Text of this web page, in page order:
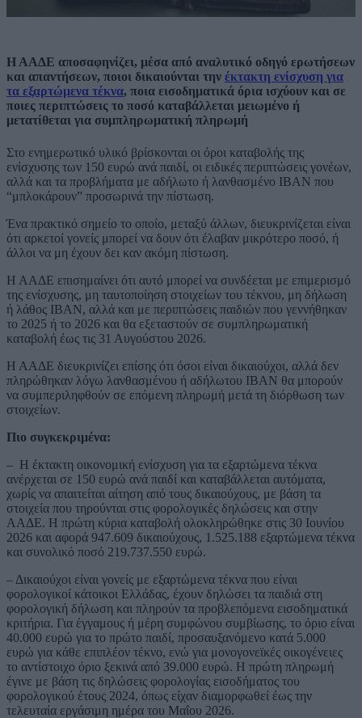
Η ΑΑΔΕ αποσαφηνίζει, μέσα από αναλυτικό οδηγό ερωτήσεων
και απαντήσεων, ποιοι δικαιούνται την έκτακτη ενίσχυση για
τα εξαρτώμενα τέκνα, ποια εισοδηματικά όρια ισχύουν και σε
ποιες περιπτώσεις το ποσό καταβάλλεται μειωμένο ή
μετατίθεται για συμπληρωματική πληρωμή
Στο ενημερωτικό υλικό βρίσκονται οι όροι καταβολής της
ενίσχυσης των 150 ευρώ ανά παιδί, οι ειδικές περιπτώσεις γονέων,
αλλά και τα προβλήματα με αδήλωτο ή λανθασμένο IBAN που
“μπλοκάρουν” προσωρινά την πίστωση.
Ένα πρακτικό σημείο το οποίο, μεταξύ άλλων, διευκρινίζεται είναι
ότι αρκετοί γονείς μπορεί να δουν ότι έλαβαν μικρότερο ποσό, ή
άλλοι να μη έχουν δει καν ακόμη πίστωση.
Η ΑΑΔΕ επισημαίνει ότι αυτό μπορεί να συνδέεται με επιμερισμό
της ενίσχυσης, μη ταυτοποίηση στοιχείων του τέκνου, μη δήλωση
ή λάθος IBAN, αλλά και με περιπτώσεις παιδιών που γεννήθηκαν
το 2025 ή το 2026 και θα εξεταστούν σε συμπληρωματική
καταβολή έως τις 31 Αυγούστου 2026.
Η ΑΑΔΕ διευκρινίζει επίσης ότι όσοι είναι δικαιούχοι, αλλά δεν
πληρώθηκαν λόγω λανθασμένου ή αδήλωτου IBAN θα μπορούν
να συμπεριληφθούν σε επόμενη πληρωμή μετά τη διόρθωση των
στοιχείων.
Πιο συγκεκριμένα:
– Η έκτακτη οικονομική ενίσχυση για τα εξαρτώμενα τέκνα
ανέρχεται σε 150 ευρώ ανά παιδί και καταβάλλεται αυτόματα,
χωρίς να απαιτείται αίτηση από τους δικαιούχους, με βάση τα
στοιχεία που τηρούνται στις φορολογικές δηλώσεις και στην
ΑΑΔΕ. Η πρώτη κύρια καταβολή ολοκληρώθηκε στις 30 Ιουνίου
2026 και αφορά 947.609 δικαιούχους, 1.525.188 εξαρτώμενα τέκνα
και συνολικό ποσό 219.737.550 ευρώ.
– Δικαιούχοι είναι γονείς με εξαρτώμενα τέκνα που είναι
φορολογικοί κάτοικοι Ελλάδας, έχουν δηλώσει τα παιδιά στη
φορολογική δήλωση και πληρούν τα προβλεπόμενα εισοδηματικά
κριτήρια. Για έγγαμους ή μέρη συμφώνου συμβίωσης, το όριο είναι
40.000 ευρώ για το πρώτο παιδί, προσαυξανόμενο κατά 5.000
ευρώ για κάθε επιπλέον τέκνο, ενώ για μονογονεϊκές οικογένειες
το αντίστοιχο όριο ξεκινά από 39.000 ευρώ. Η πρώτη πληρωμή
έγινε με βάση τις δηλώσεις φορολογίας εισοδήματος του
φορολογικού έτους 2024, όπως είχαν διαμορφωθεί έως την
τελευταία εργάσιμη ημέρα του Μαΐου 2026.